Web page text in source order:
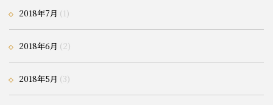
2018年7月 (1)
2018年6月 (2)
2018年5月 (3)